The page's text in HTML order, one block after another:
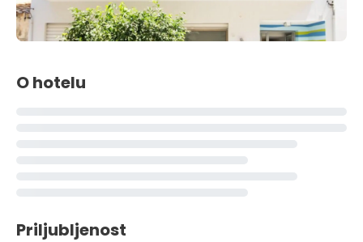
O hotelu
Priljubljenost